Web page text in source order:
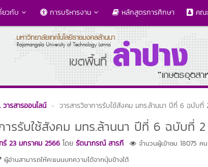
ยวกับ การบริหารงาน หลักสูตรการศึกษา คณ
วารสารออนไลน์ วารสารวิชาการรับใช้สังคม มทร.ล้านนา ปีที่ 6 ฉบับ
ารรับใช้สังคม มทร.ล้านนา ปีที่ 6 ฉบับที่
ร์ 23 มกราคม 2566 โดย รัตนาภรณ์ สารภี
จำนวนผู้เข้าชม 18075 คน
ผู้อ่านสามารถให้คะแนนบทความได้จากปุ่มข้างใต้